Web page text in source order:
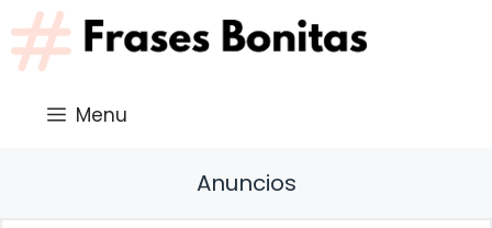
Saltar
al
contenido
Menu
Anuncios